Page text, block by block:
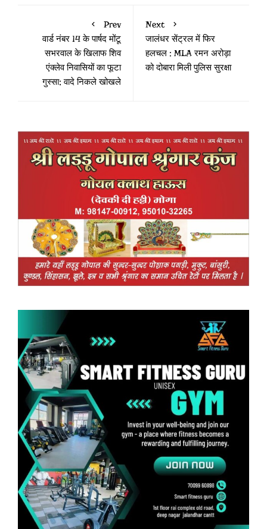
Prev
वार्ड नंबर 14 के पार्षद मोंटू
सभरवाल के खिलाफ शिव
एंक्लेव निवासियों का फूटा
गुस्सा; वादे निकले खोखले
Next
जालंधर सेंट्रल में फिर
हलचल : MLA रमन अरोड़ा
को दोबारा मिली पुलिस सुरक्षा